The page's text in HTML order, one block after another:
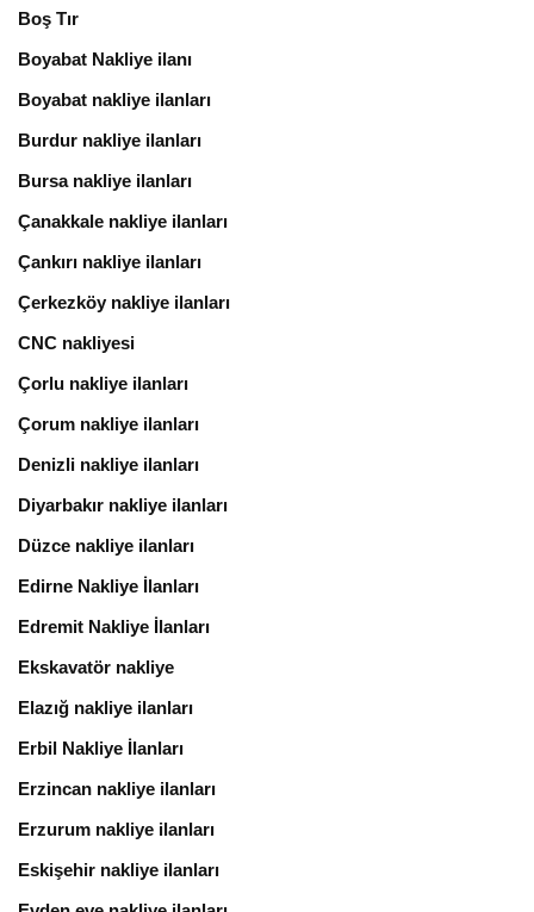
Boş Tır
Boyabat Nakliye ilanı
Boyabat nakliye ilanları
Burdur nakliye ilanları
Bursa nakliye ilanları
Çanakkale nakliye ilanları
Çankırı nakliye ilanları
Çerkezköy nakliye ilanları
CNC nakliyesi
Çorlu nakliye ilanları
Çorum nakliye ilanları
Denizli nakliye ilanları
Diyarbakır nakliye ilanları
Düzce nakliye ilanları
Edirne Nakliye İlanları
Edremit Nakliye İlanları
Ekskavatör nakliye
Elazığ nakliye ilanları
Erbil Nakliye İlanları
Erzincan nakliye ilanları
Erzurum nakliye ilanları
Eskişehir nakliye ilanları